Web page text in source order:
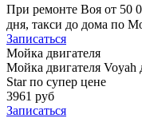
При ремонте Воя от 50
дня, такси до дома по
Записаться
Мойка двигателя
Мойка двигателя Voyah
Star по супер цене
3961 руб
Записаться